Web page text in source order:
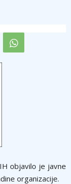
objavilo je javne
organizacije.